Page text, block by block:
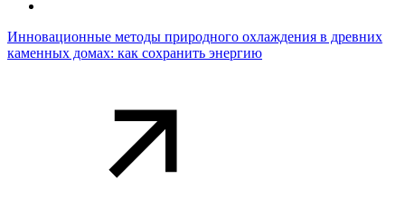
Инновационные методы природного охлаждения в древних
каменных домах: как сохранить энергию